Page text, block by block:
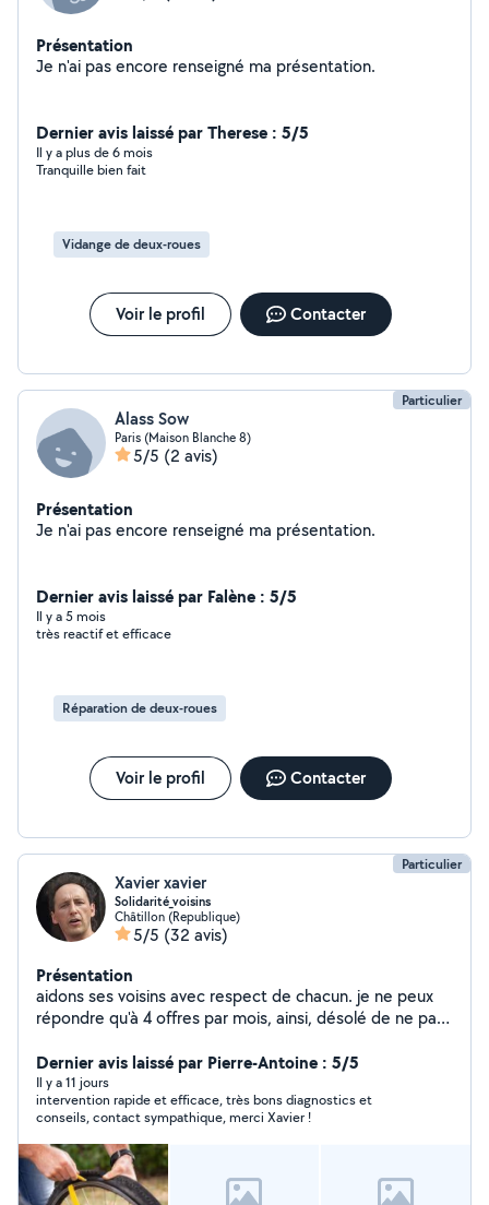
Présentation
Je n'ai pas encore renseigné ma présentation.
Dernier avis laissé par Therese : 5/5
Il y a plus de 6 mois
Tranquille bien fait
Vidange de deux-roues
Voir le profil Contacter
Particulier
Alass Sow
Paris (Maison Blanche 8)
5/5 (2 avis)
Présentation
Je n'ai pas encore renseigné ma présentation.
Dernier avis laissé par Falène : 5/5
Il y a 5 mois
très reactif et efficace
Réparation de deux-roues
Voir le profil Contacter
Particulier
Xavier xavier
Solidarité_voisins
Châtillon (Republique)
5/5 (32 avis)
Présentation
aidons ses voisins avec respect de chacun. je ne peux
répondre qu'à 4 offres par mois, ainsi, désolé de ne pas
fais que les vélos, pas de scooter ni moto. cordialement
Dernier avis laissé par Pierre-Antoine : 5/5
Il y a 11 jours
intervention rapide et efficace, très bons diagnostics et
conseils, contact sympathique, merci Xavier !